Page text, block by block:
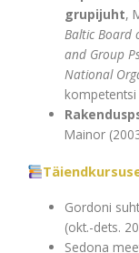
grupijuht,
Baltic Board
and Group
National
Mainor
Gordoni
(okt.-dets.
Sedona